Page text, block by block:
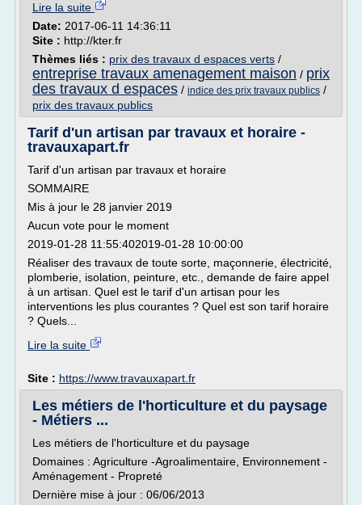
Lire la suite
Date: 2017-06-11 14:36:11
Site : http://kter.fr
Thèmes liés : prix des travaux d espaces verts /
entreprise travaux amenagement maison / prix
des travaux d espaces / indice des prix travaux publics /
prix des travaux publics
Tarif d'un artisan par travaux et horaire -
travauxapart.fr
Tarif d'un artisan par travaux et horaire
SOMMAIRE
Mis à jour le 28 janvier 2019
Aucun vote pour le moment
2019-01-28 11:55:402019-01-28 10:00:00
Réaliser des travaux de toute sorte, maçonnerie, électricité,
plomberie, isolation, peinture, etc., demande de faire appel
à un artisan. Quel est le tarif d'un artisan pour les
interventions les plus courantes ? Quel est son tarif horaire
? Quels...
Lire la suite
Site : https://www.travauxapart.fr
Les métiers de l'horticulture et du paysage
- Métiers ...
Les métiers de l'horticulture et du paysage
Domaines : Agriculture -Agroalimentaire, Environnement -
Aménagement - Propreté
Dernière mise à jour : 06/06/2013